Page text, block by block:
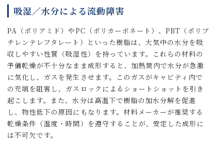
吸湿／水分による流動障害
PA（ポリアミド）やPC（ポリカーボネート）、PBT（ポリブ
チレンテレフタレート）といった樹脂は、大気中の水分を吸
収しやすい性質（吸湿性）を持っています。これらの材料の
予備乾燥が不十分なまま成形すると、加熱筒内で水分が急激
に気化し、ガスを発生させます。このガスがキャビティ内で
の充填を阻害し、ガスロックによるショートショットを引き
起こします。また、水分は高温下で樹脂の加水分解を促進
し、物性低下の原因にもなります。材料メーカーが推奨する
乾燥条件（温度・時間）を遵守することが、安定した成形に
は不可欠です。